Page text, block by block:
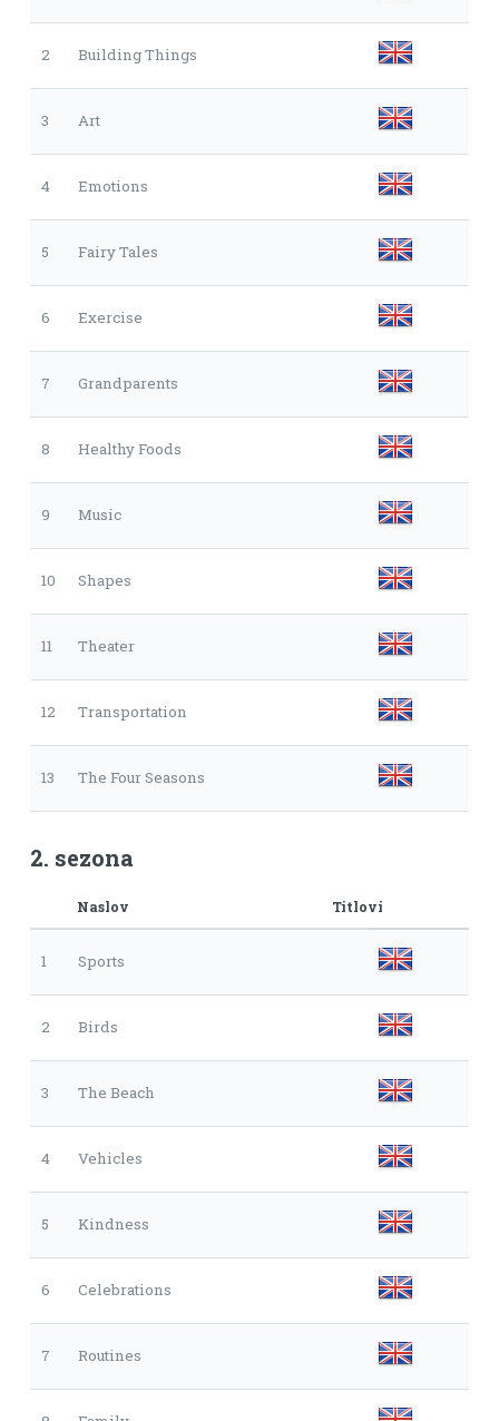
2 Building Things
3 Art
4 Emotions
5 Fairy Tales
6 Exercise
7 Grandparents
8 Healthy Foods
9 Music
10 Shapes
11 Theater
12 Transportation
13 The Four Seasons
2. sezona
Naslov Titlovi
1 Sports
2 Birds
3 The Beach
4 Vehicles
5 Kindness
6 Celebrations
7 Routines